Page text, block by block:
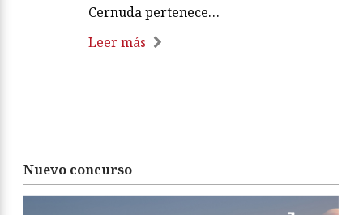
Cernuda pertenece…
Leer más
Nuevo concurso